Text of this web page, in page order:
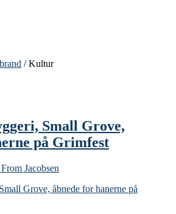
/ Kultur
Small Grove,
på Grimfest
Jacobsen